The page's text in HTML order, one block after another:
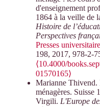
d'enseignement
1864 à la veille de
Histoire de
Perspectives
Presses
198, 2017, 978-2-
⟨10.4000/
01570165⟩
Marianne Thivend.
ménagères. Suisse
Virgili. L'Europe